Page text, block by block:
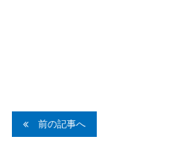
前の記事へ